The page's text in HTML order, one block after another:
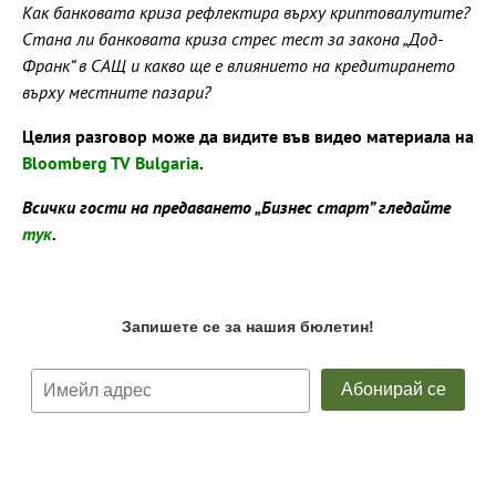
Как банковата криза рефлектира върху криптовалутите?
Стана ли банковата криза стрес тест за закона „Дод-
Франк“ в САЩ и какво ще е влиянието на кредитирането
върху местните пазари?
Целия разговор може да видите във видео материала на
Bloomberg TV Bulgaria.
Всички гости на предаването „Бизнес старт” гледайте
тук.